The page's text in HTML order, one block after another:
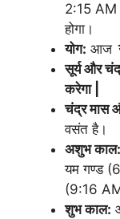
2:15
होगा।
योग: आज
सूर्य और
करेगा |
चंद्र मास
वसंत है।
अशुभ काल:
यम गण्ड
(9:16
शुभ काल: